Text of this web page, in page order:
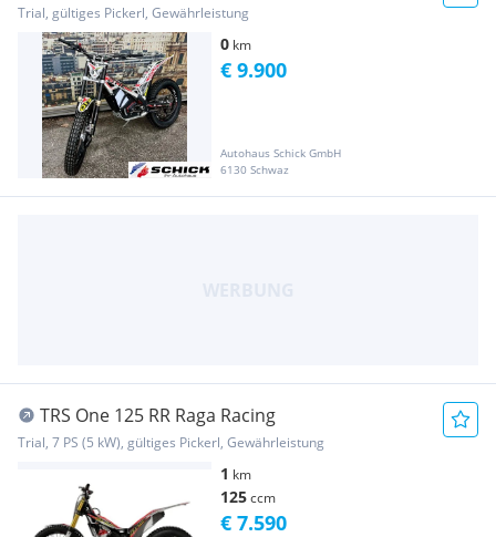
Trial, gültiges Pickerl, Gewährleistung
0 km
Autohaus Schick GmbH
6130 Schwaz
€ 9.900
TRS One 125 RR Raga Racing
Trial, 7 PS (5 kW), gültiges Pickerl, Gewährleistung
1 km
125ccm
€ 7.590